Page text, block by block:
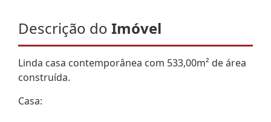
Descrição do Imóvel
Linda casa contemporânea com 533,00m² de área
construída.
Casa: